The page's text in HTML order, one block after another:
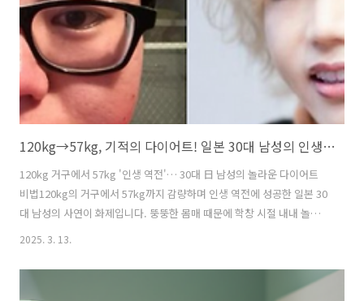
스를 주문해서 배송오자마자 이틀은영양제+디톡스 주스만 마셨고식욕
이..
120kg→57kg, 기적의 다이어트! 일본 30대 남성의 인생 역전 스토리
120kg 거구에서 57kg '인생 역전'… 30대 日 남성의 놀라운 다이어트
비법120kg의 거구에서 57kg까지 감량하며 인생 역전에 성공한 일본 30
대 남성의 사연이 화제입니다. 뚱뚱한 몸매 때문에 학창 시절 내내 놀림
을 받았던 타타(35)는 성인이 되어서도 "기분 나쁘다"라는 말을 들으며
점을 운영하면서 2년 만에 체중이 120kg까지 불어났습니다.절망 끝에서
다시 시작한 다이어트, 그리고 성공더 이상 좌절할 수 없었던 타타는 다
2025. 3. 13.